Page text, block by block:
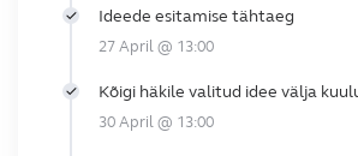
Ideede esitamise tähtaeg
27 April @ 13:00
Kõigi häkile valitud idee välja
30 April @ 13:00